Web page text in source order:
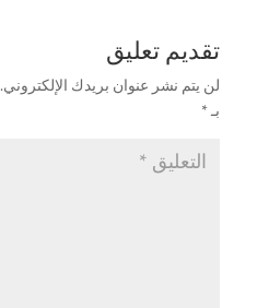
تقديم تعليق
لن يتم نشر عنوان بريدك الإلكتروني.
بـ*